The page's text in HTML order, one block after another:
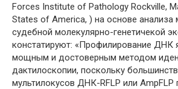
Forces Institute of Pathology Rockville,
States of America, ) на основе анализа
судебной молекулярно-генетичекой
констатируют: «Профилирование ДНК
мощным и достоверным методом
дактилоскопии, поскольку
мультилокусов ДНК-RFLP или AmpFLP